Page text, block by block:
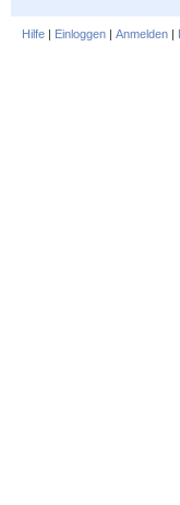
Hilfe | Einloggen | Anmelden |